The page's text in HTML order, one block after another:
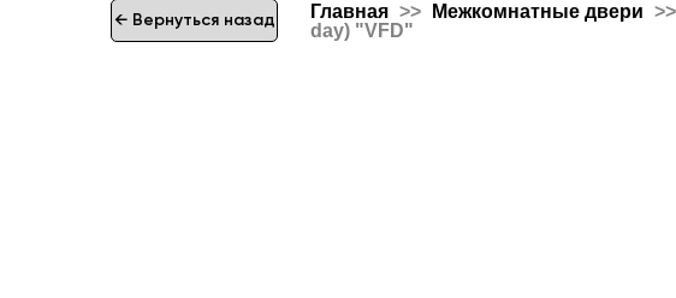
← Вернуться назад Главная Межкомнатные двери
day) "VFD"